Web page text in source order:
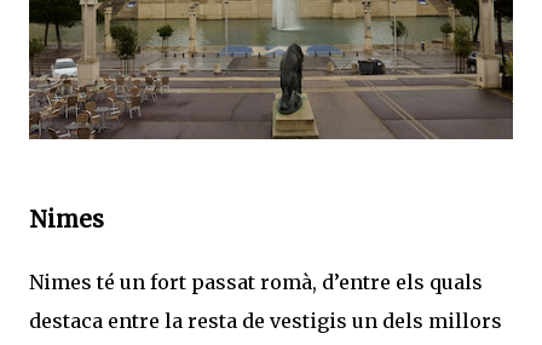
Nimes
Nimes té un fort passat romà, d’entre els quals
destaca entre la resta de vestigis un dels millors